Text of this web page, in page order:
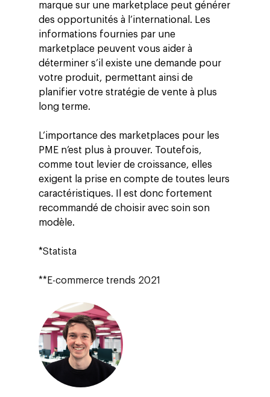
marque sur une marketplace peut générer
des opportunités à l’international. Les
informations fournies par une
marketplace peuvent vous aider à
déterminer s’il existe une demande pour
votre produit, permettant ainsi de
planifier votre stratégie de vente à plus
long terme.
L’importance des marketplaces pour les
PME n’est plus à prouver. Toutefois,
comme tout levier de croissance, elles
exigent la prise en compte de toutes leurs
caractéristiques. Il est donc fortement
recommandé de choisir avec soin son
modèle.
*Statista
**E-commerce trends 2021